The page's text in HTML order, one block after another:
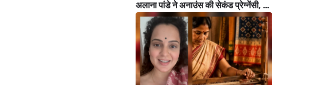
अलाना पांडे ने अनाउंस की सेकंड प्रेग्नेंसी, बेटे
रिवर संग शेयर किया क्यूटेस्ट वीडियो
(Alanna Panday Announces Second
Pregnancy With Husband Ivor
Mccray, Shares Cutest Video With
Son River)